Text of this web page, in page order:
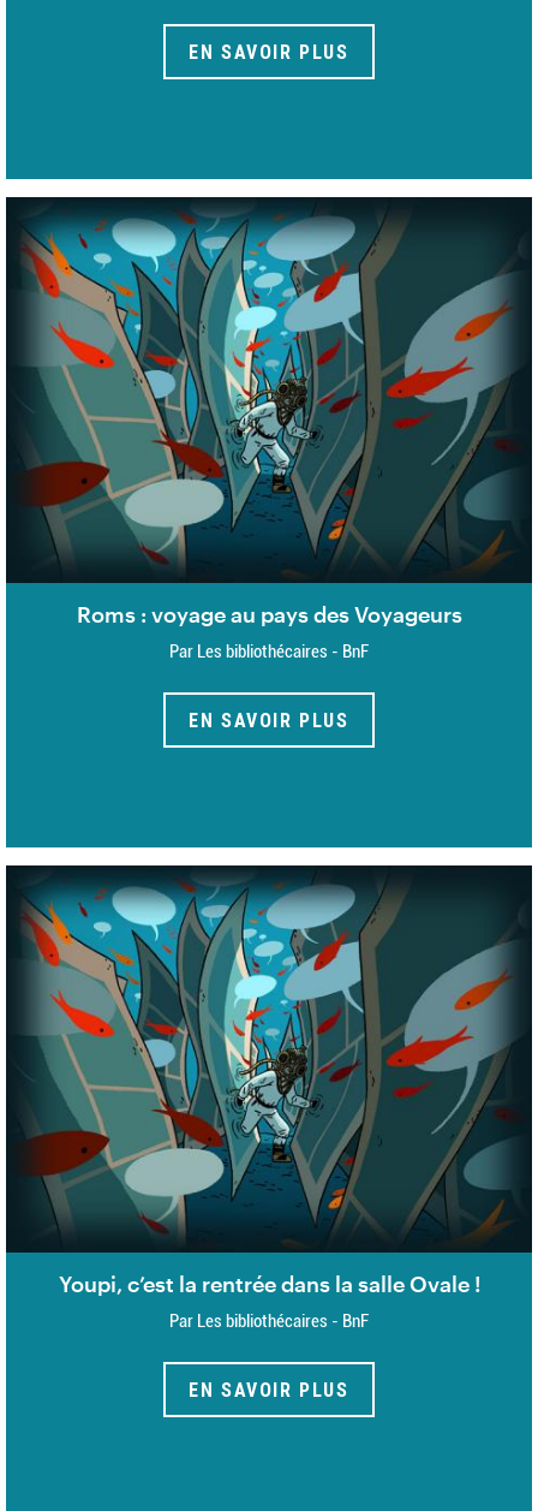
EN SAVOIR PLUS
Roms : voyage au pays des Voyageurs
Par Les bibliothécaires - BnF
EN SAVOIR PLUS
Youpi, c’est la rentrée dans la salle Ovale !
Par Les bibliothécaires - BnF
EN SAVOIR PLUS